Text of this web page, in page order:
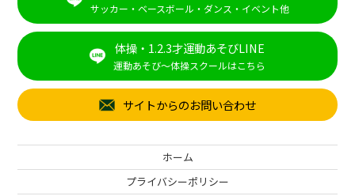
ホーム
プライバシーポリシー
サッカー・ベースボール・ダンス・イベント他
体操・1.2.3才運動あそびLINE
運動あそび～体操スクールはこちら
サイトからのお問い合わせ